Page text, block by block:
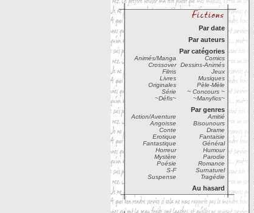
Par date
Par auteurs
Par catégories
Animés/Manga
Comics
Crossover
Dessins-Animés
Films
Jeux
Livres
Musiques
Originales
Pèle-Mèle
Série
~ Concours ~
~Défis~
~Manyfics~
Par genres
Action/Aventure
Amitié
Angoisse
Bisounours
Conte
Drame
Erotique
Fantaisie
Fantastique
Général
Horreur
Humour
Mystère
Parodie
Poésie
Romance
S-F
Surnaturel
Suspense
Tragédie
Au hasard